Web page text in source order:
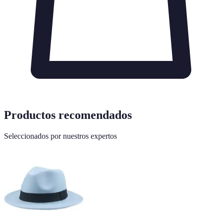
Productos recomendados
Seleccionados por nuestros expertos